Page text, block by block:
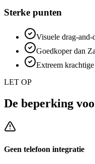
Sterke punten
Visuele drag-
Goedkoper dan
Extreem
LET OP
De beperking
Geen telefoon integratie